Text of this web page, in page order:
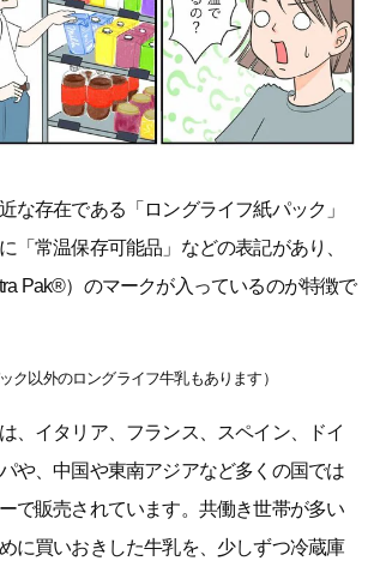
な存在である「ロングライフ紙パック」
「常温保存可能品」などの表記があり、
Pak®）のマークが入っているのが特徴で
ク以外のロングライフ牛乳もあります）
、イタリア、フランス、スペイン、ドイ
や、中国や東南アジアなど多くの国では
で販売されています。共働き世帯が多い
に買いおきした牛乳を、少しずつ冷蔵庫